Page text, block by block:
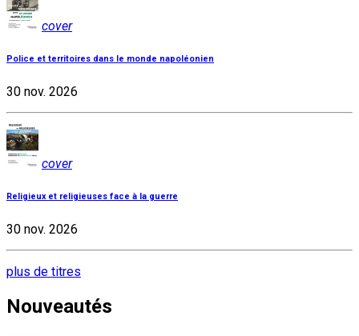
cover
Police et territoires dans le monde napoléonien
30 nov. 2026
cover
Religieux et religieuses face à la guerre
30 nov. 2026
plus de titres
Nouveautés